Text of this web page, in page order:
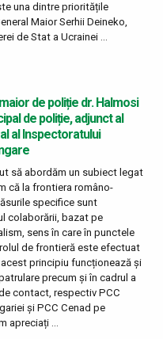
una dintre prioritățile
Maior Serhii Deineko,
de Stat a Ucrainei ...
de poliție dr. Halmosi
de poliție, adjunct al
al Inspectoratului
să abordăm un subiect legat
că la frontiera româno-
specifice sunt
colaborării, bazat pe
sens în care în punctele
de frontieră este efectuat
principiu funcționează și
precum și în cadrul a
contact, respectiv PCC
și PCC Cenad pe
apreciați ...